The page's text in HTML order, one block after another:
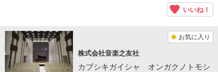
いいね！
お気に入り
株式会社音楽之友社
カブシキガイシャ オンガクノトモシ